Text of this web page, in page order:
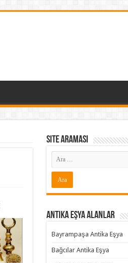
Site araması
Antika Eşya Alanlar
Bayrampaşa Antika Eşya
Bağcılar Antika Eşya